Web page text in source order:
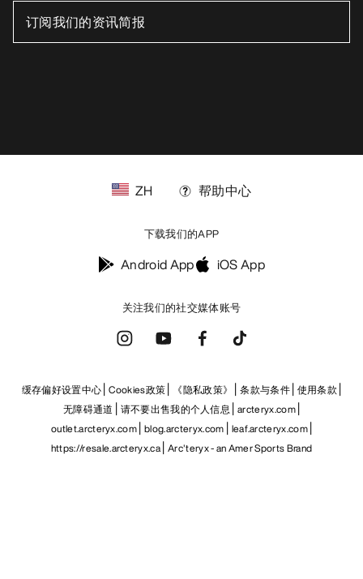
关注我们的社交媒体账号
ZH 帮助中心
下载我们的APP
Android App iOS App
缓存偏好设置中心 Cookies政策 《隐私政策》 条款与条件 使用条款
无障碍通道
请不要出售我的个人信息 arcteryx.com
outlet.arcteryx.com blog.arcteryx.com leaf.arcteryx.com
https://resale.arcteryx.ca Arc'teryx - an Amer Sports Brand